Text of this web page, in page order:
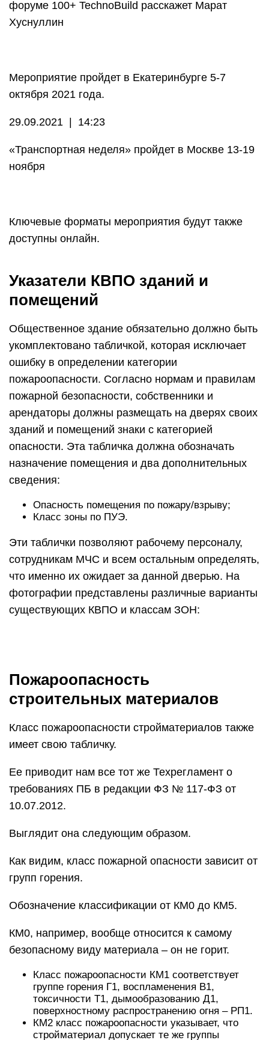
форуме 100+ TechnoBuild расскажет Марат
Хуснуллин
Мероприятие пройдет в Екатеринбурге 5-7
октября 2021 года.
29.09.2021 | 14:23
«Транспортная неделя» пройдет в Москве 13-19
ноября
Ключевые форматы мероприятия будут также
доступны онлайн.
Указатели КВПО зданий и
помещений
Общественное здание обязательно должно быть
укомплектовано табличкой, которая исключает
ошибку в определении категории
пожароопасности. Согласно нормам и правилам
пожарной безопасности, собственники и
арендаторы должны размещать на дверях своих
зданий и помещений знаки с категорией
опасности. Эта табличка должна обозначать
назначение помещения и два дополнительных
сведения:
Опасность помещения по пожару/взрыву;
Класс зоны по ПУЭ.
Эти таблички позволяют рабочему персоналу,
сотрудникам МЧС и всем остальным определять,
что именно их ожидает за данной дверью. На
фотографии представлены различные варианты
существующих КВПО и классам ЗОН:
Пожароопасность
строительных материалов
Класс пожароопасности стройматериалов также
имеет свою табличку.
Ее приводит нам все тот же Техрегламент о
требованиях ПБ в редакции ФЗ № 117-ФЗ от
10.07.2012.
Выглядит она следующим образом.
Как видим, класс пожарной опасности зависит от
групп горения.
Обозначение классификации от КМ0 до КМ5.
КМ0, например, вообще относится к самому
безопасному виду материала – он не горит.
Класс пожароопасности КМ1 соответствует
группе горения Г1, воспламенения В1,
токсичности Т1, дымообразованию Д1,
поверхностному распространению огня – РП1.
КМ2 класс пожароопасности указывает, что
стройматериал допускает те же группы